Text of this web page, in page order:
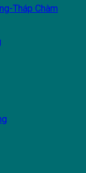
Tháp Chàm